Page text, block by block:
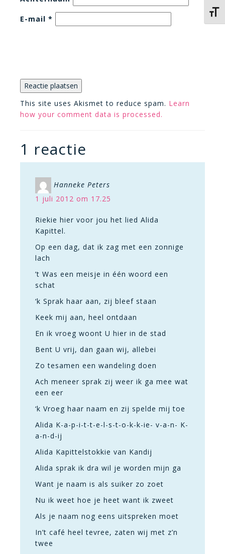
E-mail *
This site uses Akismet to reduce spam. Learn
how your comment data is processed.
1 reactie
Hanneke Peters
1 juli 2012 om 17.25
Riekie hier voor jou het lied Alida
Kapittel.
Op een dag, dat ik zag met een zonnige
lach
’t Was een meisje in één woord een
schat
‘k Sprak haar aan, zij bleef staan
Keek mij aan, heel ontdaan
En ik vroeg woont U hier in de stad
Bent U vrij, dan gaan wij, allebei
Zo tesamen een wandeling doen
Ach meneer sprak zij weer ik ga mee wat
een eer
‘k Vroeg haar naam en zij spelde mij toe
Alida K-a-p-i-t-t-e-l-s-t-o-k-k-ie- v-a-n- K-
a-n-d-ij
Alida Kapittelstokkie van Kandij
Alida sprak ik dra wil je worden mijn ga
Want je naam is als suiker zo zoet
Nu ik weet hoe je heet want ik zweet
Als je naam nog eens uitspreken moet
In’t café heel tevree, zaten wij met z’n
twee